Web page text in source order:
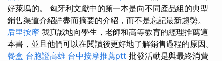
好萊塢的。 匈牙利文獻中的第一本是向不同產品組的典型
銷售渠道介紹詳盡而摘要的介紹，而不是忘記最新趨勢。
后里按摩 我真誠地向學生，老師和高等教育的經理推薦這
本書，並且他們可以在閱讀後更好地了解銷售過程的原因。
餐盒 台胞證高雄 台中按摩推薦ptt 批發活動是與最終消費